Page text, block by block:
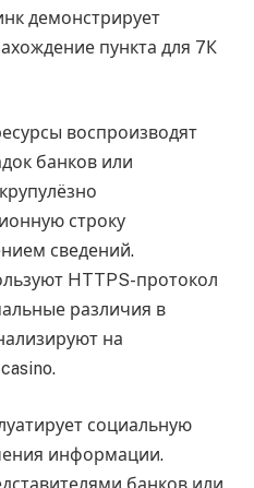
демонстрирует
пункта для 7К
воспроизводят
банков или
строку
сведений.
HTTPS-протокол
различия в
на
социальную
информации.